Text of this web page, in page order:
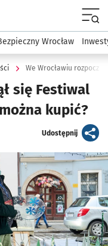
Dla mieszkańca
Wrocław
We Wrocławiu
się Festiwal
kupić?
Udostępnijartykuł